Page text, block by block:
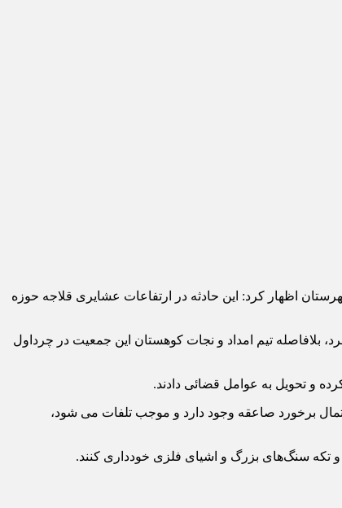
حدود ۵۴ساله در مناطق عشایری این شهرستان اظهار کرد: این حادثه در ارتفاعات عشایری قلاجه حوزه
استان مبنی بر برخورد صاعقه با این فرد، بلافاصله تیم امداد و نجات کوهستان این جمعیت در چرداول
و تحویل به عوامل قضائی دادند.
برخورد صاعقه وجود دارد و موجب تلفات می ‌شود،
تکه سنگ‌های بزرگ و اشیای فلزی خودداری کنند.